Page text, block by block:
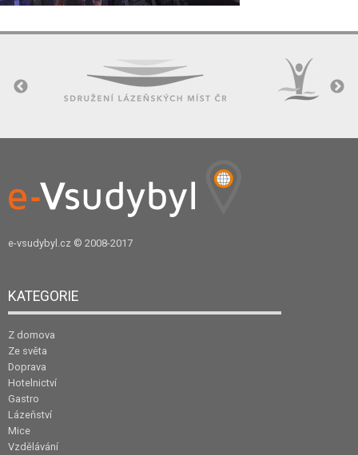
e-vsudybyl.cz © 2008-2017
KATEGORIE
Z domova
Ze světa
Doprava
Hotelnictví
Gastro
Lázeňství
Mice
Vzdělávání